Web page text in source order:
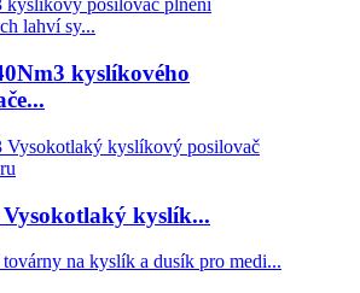
kyslíkového
kyslík...